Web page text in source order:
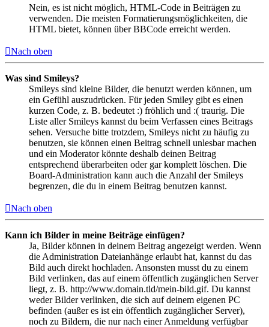
Nein, es ist nicht möglich, HTML-Code in Beiträgen zu
verwenden. Die meisten Formatierungsmöglichkeiten, die
HTML bietet, können über BBCode erreicht werden.
Nach oben
Was sind Smileys?
Smileys sind kleine Bilder, die benutzt werden können, um
ein Gefühl auszudrücken. Für jeden Smiley gibt es einen
kurzen Code, z. B. bedeutet :) fröhlich und :( traurig. Die
Liste aller Smileys kannst du beim Verfassen eines Beitrags
sehen. Versuche bitte trotzdem, Smileys nicht zu häufig zu
benutzen, sie können einen Beitrag schnell unlesbar machen
und ein Moderator könnte deshalb deinen Beitrag
entsprechend überarbeiten oder gar komplett löschen. Die
Board-Administration kann auch die Anzahl der Smileys
begrenzen, die du in einem Beitrag benutzen kannst.
Nach oben
Kann ich Bilder in meine Beiträge einfügen?
Ja, Bilder können in deinem Beitrag angezeigt werden. Wenn
die Administration Dateianhänge erlaubt hat, kannst du das
Bild auch direkt hochladen. Ansonsten musst du zu einem
Bild verlinken, das auf einem öffentlich zugänglichen Server
liegt, z. B. http://www.domain.tld/mein-bild.gif. Du kannst
weder Bilder verlinken, die sich auf deinem eigenen PC
befinden (außer es ist ein öffentlich zugänglicher Server),
noch zu Bildern, die nur nach einer Anmeldung verfügbar